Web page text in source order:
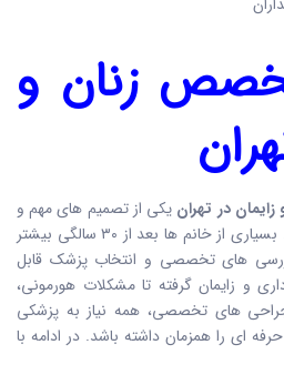
زنان و
در تهران یکی از تصمیم های مهم و
تاثیرگذار در سلامت بانوان است. بسیاری از خانم ها بعد از ۳۰ سالگی بیشتر
های تخصصی و انتخاب پزشک قابل
و زایمان گرفته تا مشکلات هورمونی،
های تخصصی، همه نیاز به پزشکی
ای را همزمان داشته باشد. در ادامه با